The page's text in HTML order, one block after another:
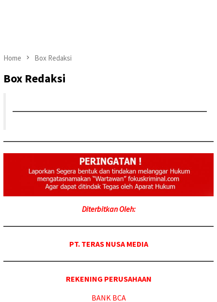
Home Box Redaksi
Box Redaksi
Diterbitkan Oleh:
PT. TERAS NUSA MEDIA
REKENING PERUSAHAAN
BANK BCA